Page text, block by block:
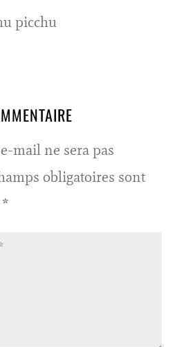
picchu
mail ne sera pas
obligatoires sont
*